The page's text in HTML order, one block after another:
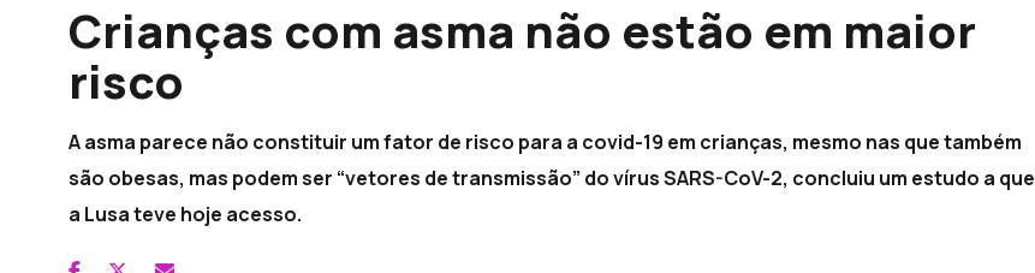
Crianças com asma não estão em maior
risco
A asma parece não constituir um fator de risco para a covid-19 em crianças, mesmo nas que também
são obesas, mas podem ser “vetores de transmissão” do vírus SARS-CoV-2, concluiu um estudo a que
a Lusa teve hoje acesso.